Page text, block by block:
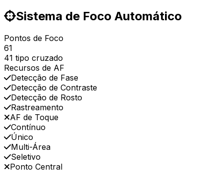
Sistema de Foco Automático
Pontos de Foco
61
41 tipo cruzado
Recursos de AF
Detecção de Fase
Detecção de Contraste
Detecção de Rosto
Rastreamento
AF de Toque
Contínuo
Único
Multi-Área
Seletivo
Ponto Central